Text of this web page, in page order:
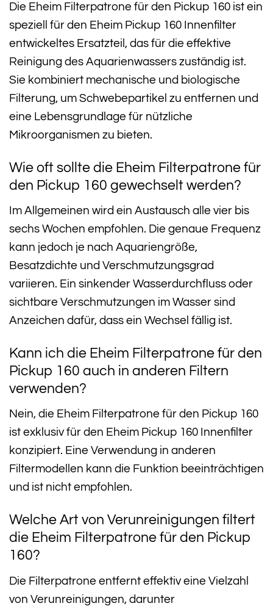
Die Eheim Filterpatrone für den Pickup 160 ist ein
speziell für den Eheim Pickup 160 Innenfilter
entwickeltes Ersatzteil, das für die effektive
Reinigung des Aquarienwassers zuständig ist.
Sie kombiniert mechanische und biologische
Filterung, um Schwebepartikel zu entfernen und
eine Lebensgrundlage für nützliche
Mikroorganismen zu bieten.
Wie oft sollte die Eheim Filterpatrone für
den Pickup 160 gewechselt werden?
Im Allgemeinen wird ein Austausch alle vier bis
sechs Wochen empfohlen. Die genaue Frequenz
kann jedoch je nach Aquariengröße,
Besatzdichte und Verschmutzungsgrad
variieren. Ein sinkender Wasserdurchfluss oder
sichtbare Verschmutzungen im Wasser sind
Anzeichen dafür, dass ein Wechsel fällig ist.
Kann ich die Eheim Filterpatrone für den
Pickup 160 auch in anderen Filtern
verwenden?
Nein, die Eheim Filterpatrone für den Pickup 160
ist exklusiv für den Eheim Pickup 160 Innenfilter
konzipiert. Eine Verwendung in anderen
Filtermodellen kann die Funktion beeinträchtigen
und ist nicht empfohlen.
Welche Art von Verunreinigungen filtert
die Eheim Filterpatrone für den Pickup
160?
Die Filterpatrone entfernt effektiv eine Vielzahl
von Verunreinigungen, darunter